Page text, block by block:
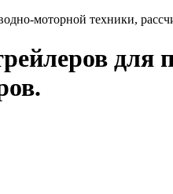
моторной техники,